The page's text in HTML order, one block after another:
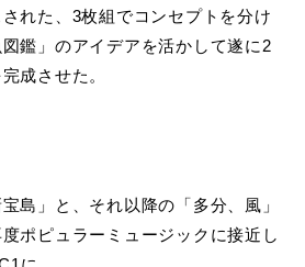
れた、3枚組でコンセプトを分け
鑑」のアイデアを活かして遂に2
成させた。
島」と、それ以降の「多分、風」
度ポピュラーミュージックに接近し